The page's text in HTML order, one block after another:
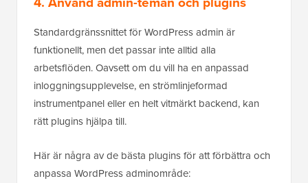
Standardgränssnittet för WordPress admin är
funktionellt, men det passar inte alltid alla
arbetsflöden. Oavsett om du vill ha en anpassad
inloggningsupplevelse, en strömlinjeformad
instrumentpanel eller en helt vitmärkt backend, kan
rätt plugins hjälpa till.
Här är några av de bästa plugins för att förbättra och
anpassa WordPress adminområde: